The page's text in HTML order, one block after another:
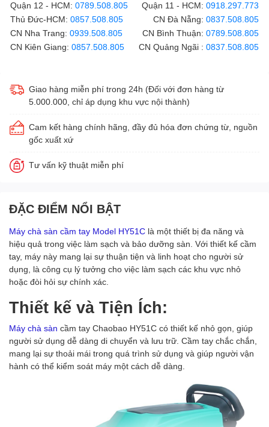
Quận 12 - HCM: 0789.508.805 Quận 11 - HCM: 0918.297.773
Thủ Đức-HCM: 0857.508.805 CN Đà Nẵng: 0837.508.805
CN Nha Trang: 0939.508.805 CN Bình Thuận: 0789.508.805
CN Kiên Giang: 0857.508.805 CN Quảng Ngãi : 0837.508.805
Giao hàng miễn phí trong 24h (Đối với đơn hàng từ
5.000.000, chỉ áp dụng khu vực nội thành)
Cam kết hàng chính hãng, đầy đủ hóa đơn chứng từ, nguồn
gốc xuất xứ
Tư vấn kỹ thuật miễn phí
ĐẶC ĐIỂM NỔI BẬT
Máy chà sàn cầm tay Model HY51C là một thiết bị đa năng và
hiệu quả trong việc làm sạch và bảo dưỡng sàn. Với thiết kế cầm
tay, máy này mang lại sự thuận tiện và linh hoạt cho người sử
dụng, là công cụ lý tưởng cho việc làm sạch các khu vực nhỏ
hoặc đòi hỏi sự chính xác.
Thiết kế và Tiện Ích:
Máy chà sàn cầm tay Chaobao HY51C có thiết kế nhỏ gọn, giúp
người sử dụng dễ dàng di chuyển và lưu trữ. Cầm tay chắc chắn,
mang lại sự thoải mái trong quá trình sử dụng và giúp người vận
hành có thể kiểm soát máy một cách dễ dàng.